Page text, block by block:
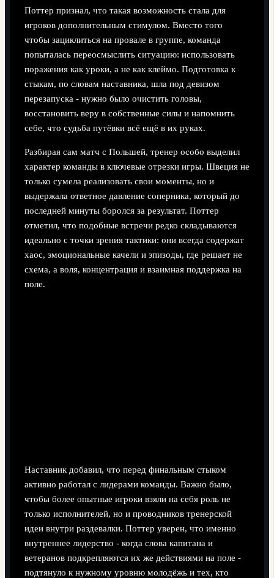
Поттер признал, что такая возможность стала для
игроков дополнительным стимулом. Вместо того
чтобы зациклиться на провале в группе, команда
попыталась переосмыслить ситуацию: использовать
поражения как уроки, а не как клеймо. Подготовка к
стыкам, по словам наставника, шла под девизом
перезапуска - нужно было очистить головы,
восстановить веру в собственные силы и напомнить
себе, что судьба путёвки всё ещё в их руках.
Разбирая сам матч с Польшей, тренер особо выделил
характер команды в ключевые отрезки игры. Швеция не
только сумела реализовать свои моменты, но и
выдержала ответное давление соперника, который до
последней минуты боролся за результат. Поттер
отметил, что подобные встречи редко складываются
идеально с точки зрения тактики: они всегда содержат
хаос, эмоциональные качели и эпизоды, где решает не
схема, а воля, концентрация и взаимная поддержка на
поле.
Наставник добавил, что перед финальным стыком
активно работал с лидерами команды. Важно было,
чтобы более опытные игроки взяли на себя роль не
только исполнителей, но и проводников тренерской
идеи внутри раздевалки. Поттер уверен, что именно
внутреннее лидерство - когда слова капитана и
ветеранов подкрепляются их же действиями на поле -
подтянуло к нужному уровню молодёжь и тех, кто